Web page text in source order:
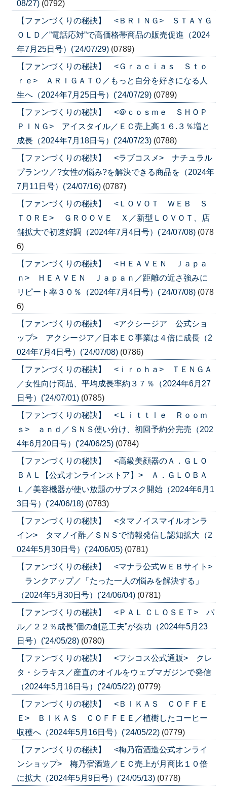
08/27) (0792)
【ファンづくりの秘訣】 <ＢＲＩＮＧ> ＳＴＡＹＧ
ＯＬＤ／”電話応対”で高価格帯商品の販売促進（2024
年7月25日号）('24/07/29) (0789)
【ファンづくりの秘訣】 <Ｇｒａｃｉａｓ Ｓｔｏ
ｒｅ> ＡＲＩＧＡＴＯ／もっと自分を好きになる人
生へ（2024年7月25日号）('24/07/29) (0789)
【ファンづくりの秘訣】 <＠ｃｏｓｍｅ ＳＨＯＰ
ＰＩＮＧ> アイスタイル／ＥＣ売上高１６.３％増と
成長（2024年7月18日号）('24/07/23) (0788)
【ファンづくりの秘訣】 <ラブコスメ> ナチュラル
プランツ／?女性の悩み?を解決できる商品を（2024年
7月11日号）('24/07/16) (0787)
【ファンづくりの秘訣】 <ＬＯＶＯＴ ＷＥＢ Ｓ
ＴＯＲＥ> ＧＲＯＯＶＥ Ｘ／新型ＬＯＶＯＴ、店
舗拡大で初速好調（2024年7月4日号）('24/07/08) (078
6)
【ファンづくりの秘訣】 <ＨＥＡＶＥＮ Ｊａｐａ
ｎ> ＨＥＡＶＥＮ Ｊａｐａｎ／距離の近さ強みに
リピート率３０％（2024年7月4日号）('24/07/08) (078
6)
【ファンづくりの秘訣】 <アクシージア 公式ショ
ップ> アクシージア／日本ＥＣ事業は４倍に成長（2
024年7月4日号）('24/07/08) (0786)
【ファンづくりの秘訣】 <ｉｒｏｈａ> ＴＥＮＧＡ
／女性向け商品、平均成長率約３７％（2024年6月27
日号）('24/07/01) (0785)
【ファンづくりの秘訣】 <Ｌｉｔｔｌｅ Ｒｏｏｍ
ｓ> ａｎｄ／ＳＮＳ使い分け、初回予約分完売（202
4年6月20日号）('24/06/25) (0784)
【ファンづくりの秘訣】 <高級美顔器のＡ．ＧＬＯ
ＢＡＬ【公式オンラインストア】> Ａ．ＧＬＯＢＡ
Ｌ／美容機器が使い放題のサブスク開始（2024年6月1
3日号）('24/06/18) (0783)
【ファンづくりの秘訣】 <タマノイスマイルオンラ
イン> タマノイ酢／ＳＮＳで情報発信し認知拡大（2
024年5月30日号）('24/06/05) (0781)
【ファンづくりの秘訣】 <マナラ公式ＷＥＢサイト>
ランクアップ／「たった一人の悩みを解決する」
（2024年5月30日号）('24/06/04) (0781)
【ファンづくりの秘訣】 <ＰＡＬ ＣＬＯＳＥＴ> パ
ル／２２％成長”個の創意工夫”が奏功（2024年5月23
日号）('24/05/28) (0780)
【ファンづくりの秘訣】 <フシコス公式通販> クレ
タ・シラキス／産直のオイルをウェブマガジンで発信
（2024年5月16日号）('24/05/22) (0779)
【ファンづくりの秘訣】 <ＢＩＫＡＳ ＣＯＦＦＥ
Ｅ> ＢＩＫＡＳ ＣＯＦＦＥＥ／植樹したコーヒー
収穫へ（2024年5月16日号）('24/05/22) (0779)
【ファンづくりの秘訣】 <梅乃宿酒造公式オンライ
ンショップ> 梅乃宿酒造／ＥＣ売上が月商比１０倍
に拡大（2024年5月9日号）('24/05/13) (0778)